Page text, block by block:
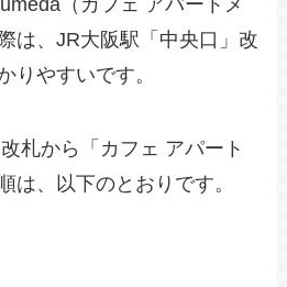
は、JR大阪駅「中央口」改
りやすいです。
札から「カフェ アパート
は、以下のとおりです。